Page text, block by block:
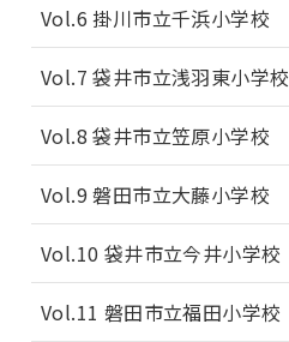
Vol.6 掛川市立千浜小学校
Vol.7 袋井市立浅羽東小学校
Vol.8 袋井市立笠原小学校
Vol.9 磐田市立大藤小学校
Vol.10 袋井市立今井小学校
Vol.11 磐田市立福田小学校